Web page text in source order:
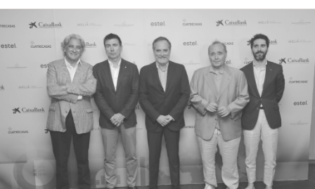
Close